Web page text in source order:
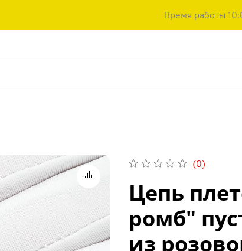
Время работы
(0)
Цепь
ромб"
из